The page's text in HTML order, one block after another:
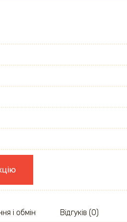
і обмін Відгуків (0)